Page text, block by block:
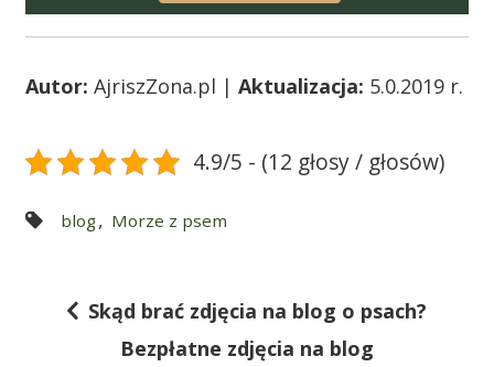
Autor: AjriszZona.pl | Aktualizacja: 5.0.2019 r.
4.9/5 - (12 głosy / głosów)
blog, Morze z psem
Skąd brać zdjęcia na blog o psach?
Bezpłatne zdjęcia na blog